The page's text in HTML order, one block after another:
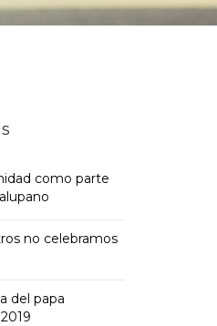
como parte
no celebramos
del papa